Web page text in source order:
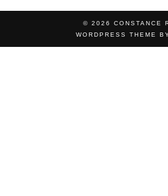
© 2026 CONSTANCE
WORDPRESS THEME